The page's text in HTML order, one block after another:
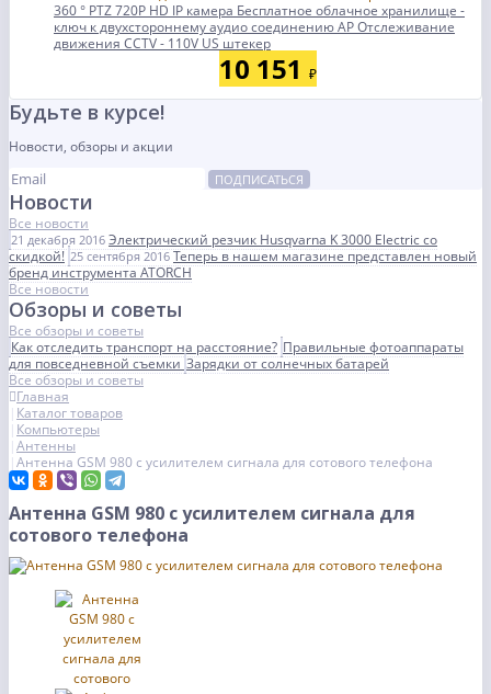
360 ° PTZ 720P HD IP камера Бесплатное облачное хранилище -
ключ к двухстороннему аудио соединению AP Отслеживание
движения CCTV - 110V US штекер
10 151 ₽
Будьте в курсе!
Новости, обзоры и акции
ПОДПИСАТЬСЯ
Новости
Все новости
21 декабря 2016 Электрический резчик Husqvarna K 3000 Electric со
скидкой! 25 сентября 2016 Теперь в нашем магазине представлен новый
бренд инструмента ATORCH
Все новости
Обзоры и советы
Все обзоры и советы
Как отследить транспорт на расстояние? Правильные фотоаппараты
для повседневной съемкиЗарядки от солнечных батарей
Все обзоры и советы
Главная
Каталог товаров
Компьютеры
Антенны
Антенна GSM 980 с усилителем сигнала для сотового телефона
Антенна GSM 980 с усилителем сигнала для
сотового телефона